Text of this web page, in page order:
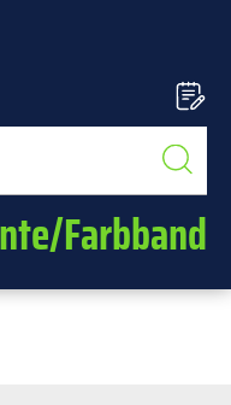
Farbband